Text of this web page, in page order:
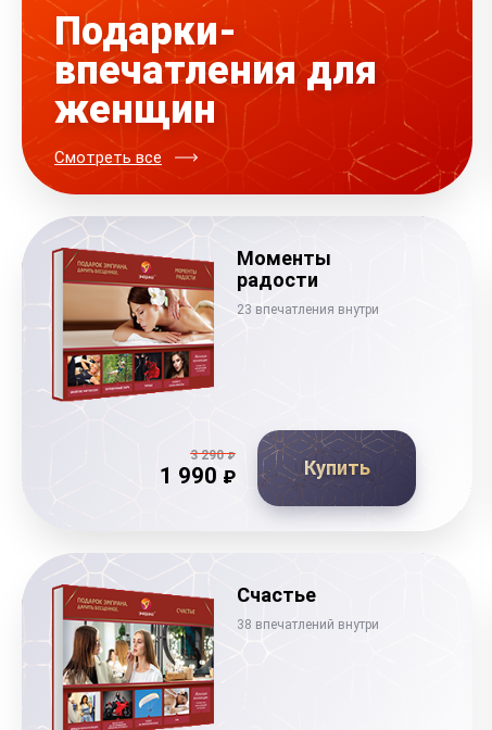
Подарки-
впечатления для
женщин
Смотреть все
Моменты
радости
23 впечатления внутри
3 290₽
1 990 ₽ Купить
Счастье
38 впечатлений внутри